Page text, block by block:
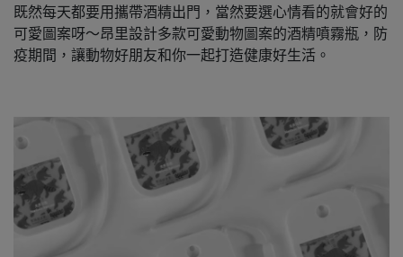
既然每天都要用攜帶酒精出門，當然要選心情看的就會好的
可愛圖案呀～昂里設計多款可愛動物圖案的酒精噴霧瓶，防
疫期間，讓動物好朋友和你一起打造健康好生活。